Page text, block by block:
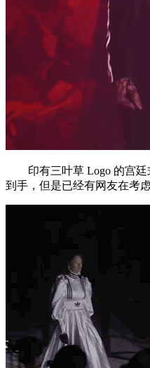
印有三叶草 Logo 的宫廷
到手，但是已经有网友在考